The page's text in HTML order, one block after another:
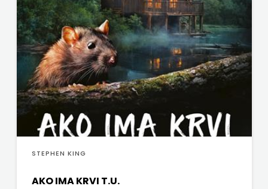
STEPHEN KING
AKO IMA KRVI T.U.